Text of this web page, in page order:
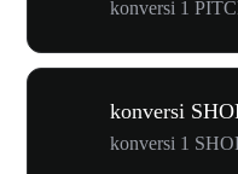
konversi 1
konversi
konversi 1